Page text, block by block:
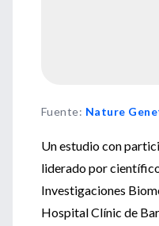
Fuente: Nature
Un estudio con
liderado por
Investigaciones
Hospital Clínic de